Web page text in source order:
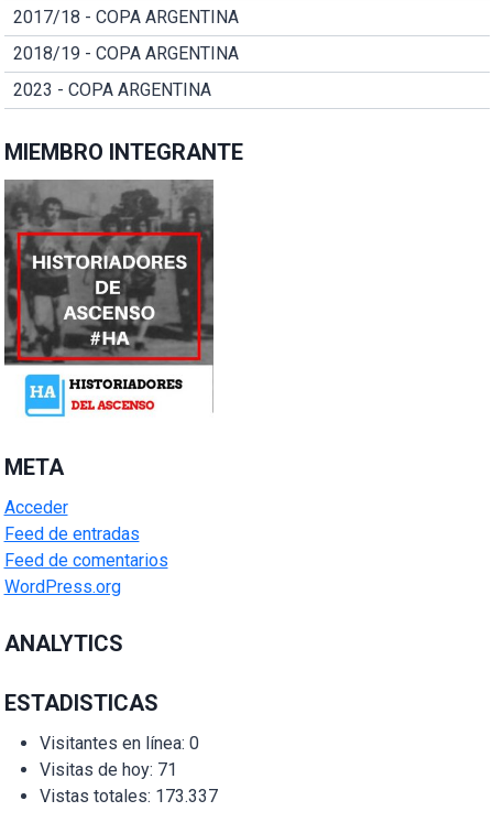
2017/18 - COPA ARGENTINA
2018/19 - COPA ARGENTINA
2023 - COPA ARGENTINA
MIEMBRO INTEGRANTE
META
Acceder
Feed de entradas
Feed de comentarios
WordPress.org
ANALYTICS
ESTADISTICAS
Visitantes en línea: 0
Visitas de hoy: 71
Vistas totales: 173.337